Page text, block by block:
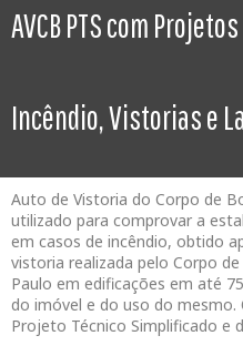
AVCB PTS com
Incêndio, Vistorias e
Auto de Vistoria do Corpo de
utilizado para comprovar a
em casos de incêndio, obtido
vistoria realizada pelo Corpo
Paulo em edificações em até
do imóvel e do uso do mesmo.
Projeto Técnico Simplificado e